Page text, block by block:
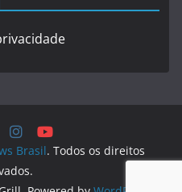
Brasil. Todos os direitos